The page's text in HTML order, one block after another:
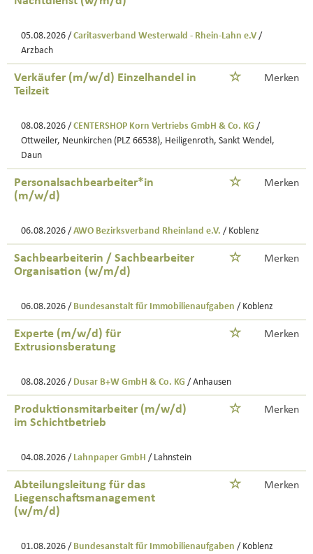
05.08.2026 / Caritasverband Westerwald - Rhein-Lahn e.V /
Arzbach
Verkäufer (m/w/d) Einzelhandel in
Teilzeit
Merken
08.08.2026 / CENTERSHOP Korn Vertriebs GmbH & Co. KG /
Ottweiler, Neunkirchen (PLZ 66538), Heiligenroth, Sankt Wendel,
Daun
Personalsachbearbeiter*in
(m/w/d)
Merken
06.08.2026 / AWO Bezirksverband Rheinland e.V. / Koblenz
Sachbearbeiterin / Sachbearbeiter
Organisation (w/m/d)
Merken
06.08.2026 / Bundesanstalt für Immobilienaufgaben / Koblenz
Experte (m/w/d) für
Extrusionsberatung
Merken
08.08.2026 / Dusar B+W GmbH & Co. KG / Anhausen
Produktionsmitarbeiter (m/w/d)
im Schichtbetrieb
Merken
04.08.2026 / Lahnpaper GmbH / Lahnstein
Abteilungsleitung für das
Liegenschaftsmanagement
(w/m/d)
Merken
01.08.2026 / Bundesanstalt für Immobilienaufgaben / Koblenz